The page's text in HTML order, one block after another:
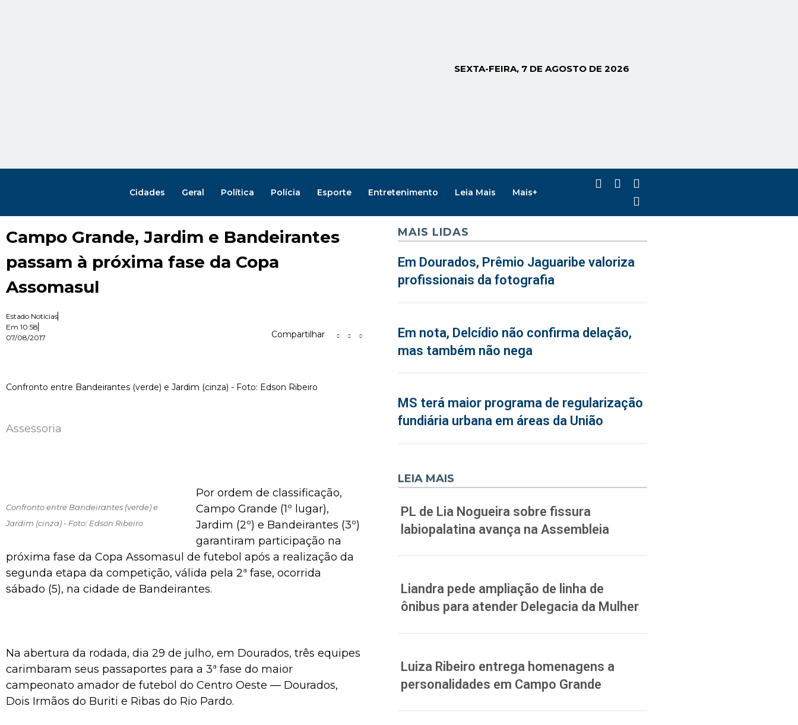
SEXTA-FEIRA, 7 DE AGOSTO DE 2026
Cidades Geral Política Polícia Esporte Entretenimento Leia Mais Mais+
Campo Grande, Jardim e Bandeirantes
passam à próxima fase da Copa
Assomasul
Estado Notícias
Em 10:58
07/08/2017
Compartilhar
Confronto entre Bandeirantes (verde) e Jardim (cinza) - Foto: Edson Ribeiro
Assessoria
Confronto entre Bandeirantes (verde) e
Jardim (cinza) - Foto: Edson Ribeiro
Por ordem de classificação,
Campo Grande (1º lugar),
Jardim (2º) e Bandeirantes (3º)
garantiram participação na
próxima fase da Copa Assomasul de futebol após a realização da
segunda etapa da competição, válida pela 2ª fase, ocorrida
sábado (5), na cidade de Bandeirantes.
Na abertura da rodada, dia 29 de julho, em Dourados, três equipes
carimbaram seus passaportes para a 3ª fase do maior
campeonato amador de futebol do Centro Oeste — Dourados,
Dois Irmãos do Buriti e Ribas do Rio Pardo.
MAIS LIDAS
Em Dourados, Prêmio Jaguaribe valoriza
profissionais da fotografia
Em nota, Delcídio não confirma delação,
mas também não nega
MS terá maior programa de regularização
fundiária urbana em áreas da União
LEIA MAIS
PL de Lia Nogueira sobre fissura
labiopalatina avança na Assembleia
Liandra pede ampliação de linha de
ônibus para atender Delegacia da Mulher
Luiza Ribeiro entrega homenagens a
personalidades em Campo Grande